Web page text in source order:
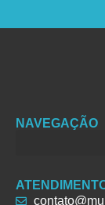
NAVEGAÇÃO